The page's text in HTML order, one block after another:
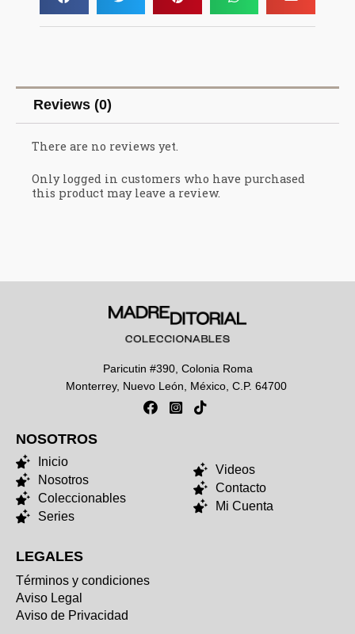
Reviews (0)
There are no reviews yet.
Only logged in customers who have purchased
this product may leave a review.
Paricutin #390, Colonia Roma
Monterrey, Nuevo León, México, C.P. 64700
NOSOTROS
Inicio
Nosotros
Coleccionables
Series
Videos
Contacto
Mi Cuenta
LEGALES
Términos y condiciones
Aviso Legal
Aviso de Privacidad